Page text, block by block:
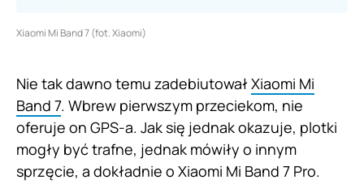
Xiaomi Mi Band 7 (fot. Xiaomi)
Nie tak dawno temu zadebiutował Xiaomi Mi
Band 7. Wbrew pierwszym przeciekom, nie
oferuje on GPS-a. Jak się jednak okazuje, plotki
mogły być trafne, jednak mówiły o innym
sprzęcie, a dokładnie o Xiaomi Mi Band 7 Pro.